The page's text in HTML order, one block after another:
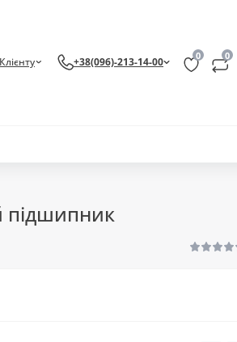
Клієнту +38(096)-213-14-00 0 0
підшипник